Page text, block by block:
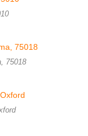
75018